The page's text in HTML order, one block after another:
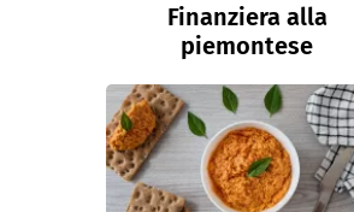
Finanziera alla
piemontese